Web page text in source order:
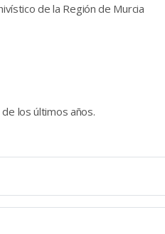
de la Región de Murcia
los últimos años.